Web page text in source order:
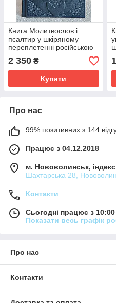
Книга Молитвослов і
псалтир у шкіряному
переплетенні російською
мовою, крупний шрифт,
розмір 15*20
2 350 ₴
Купити
Про нас
99% позитивних з 144
Працює з 04.12.2018
м. Нововолинськ,
Шахтарська 28,
Контакти
Сьогодні працює з
Показати весь графік
Про нас
Контакти